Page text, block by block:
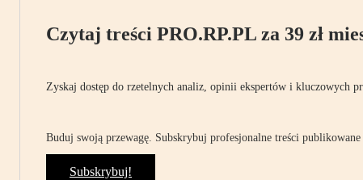
Czytaj treści PRO.RP.PL za 39 zł
Zyskaj dostęp do rzetelnych analiz, opinii ekspertów i kluczowych
Buduj swoją przewagę. Subskrybuj profesjonalne treści
Subskrybuj!